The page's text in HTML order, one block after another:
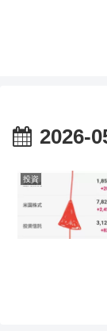
2026-
投資